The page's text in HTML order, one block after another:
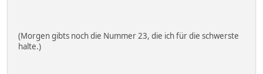
(Morgen gibts noch die Nummer 23, die ich für die schwerste
halte.)